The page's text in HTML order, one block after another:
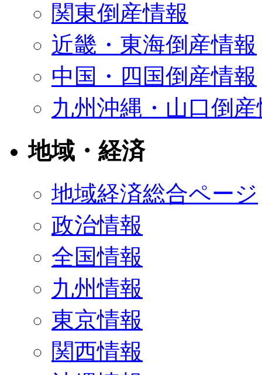
関東倒産情報
近畿・東海倒産情報
中国・四国倒産情報
九州沖縄・山口倒
地域・経済
地域経済総合ページ
政治情報
全国情報
九州情報
東京情報
関西情報